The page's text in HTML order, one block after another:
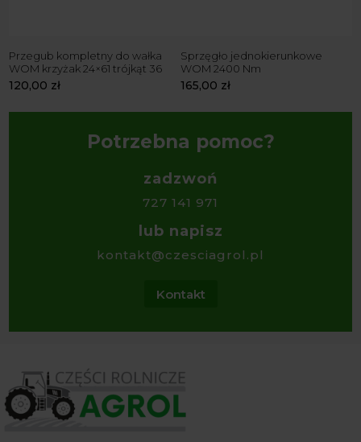
Przegub kompletny do wałka
WOM krzyżak 24×61 trójkąt 36
120,00 zł
Sprzęgło jednokierunkowe
WOM 2400 Nm
165,00 zł
Potrzebna pomoc?
zadzwoń
727 141 971
lub napisz
kontakt@czesciagrol.pl
Kontakt